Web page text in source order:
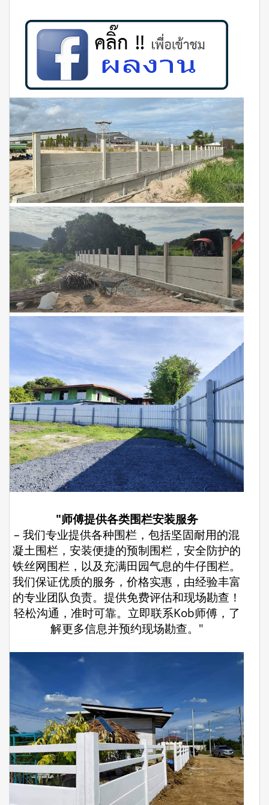
"师傅提供各类围栏安装服务
– 我们专业提供各种围栏，包括坚固耐用的混
凝土围栏，安装便捷的预制围栏，安全防护的
铁丝网围栏，以及充满田园气息的牛仔围栏。
我们保证优质的服务，价格实惠，由经验丰富
的专业团队负责。提供免费评估和现场勘查！
轻松沟通，准时可靠。立即联系Kob师傅，了
解更多信息并预约现场勘查。"